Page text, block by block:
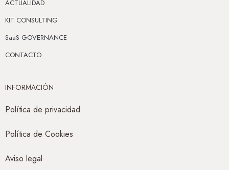
ACTUALIDAD
KIT CONSULTING
SaaS GOVERNANCE
CONTACTO
INFORMACIÓN
Política de privacidad
Política de Cookies
Aviso legal